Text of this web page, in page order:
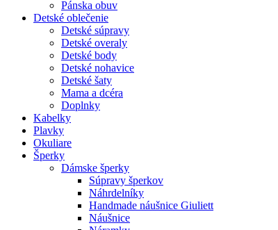
Pánska obuv
Detské oblečenie
Detské súpravy
Detské overaly
Detské body
Detské nohavice
Detské šaty
Mama a dcéra
Doplnky
Kabelky
Plavky
Okuliare
Šperky
Dámske šperky
Súpravy šperkov
Náhrdelníky
Handmade náušnice Giuliett
Náušnice